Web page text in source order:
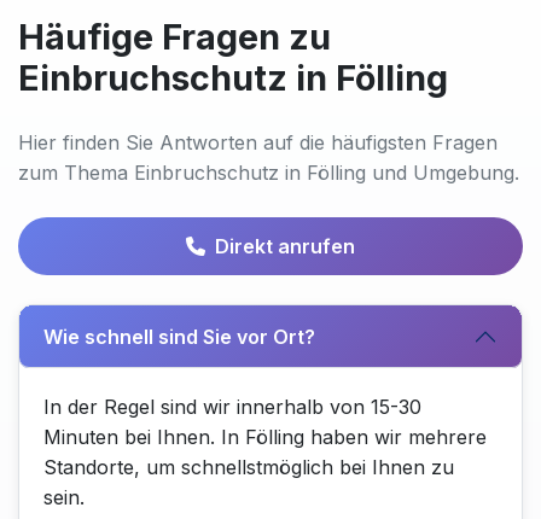
Häufige Fragen zu
Einbruchschutz in Fölling
Hier finden Sie Antworten auf die häufigsten Fragen
zum Thema Einbruchschutz in Fölling und Umgebung.
Direkt anrufen
Wie schnell sind Sie vor Ort?
In der Regel sind wir innerhalb von 15-30
Minuten bei Ihnen. In Fölling haben wir mehrere
Standorte, um schnellstmöglich bei Ihnen zu
sein.